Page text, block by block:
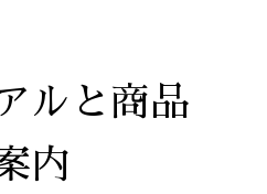
ルと商品
内